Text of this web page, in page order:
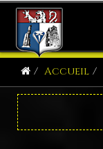
Accueil